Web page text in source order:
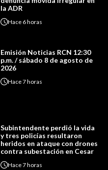
la ADR
Hace 6 horas
Emisión Noticias RCN 12:30
p.m. / sábado 8 de agosto de
2026
Hace7 horas
Subintendente perdió la vida
y tres policías resultaron
heridos en ataque con drones
contra subestación en Cesar
Hace7 horas